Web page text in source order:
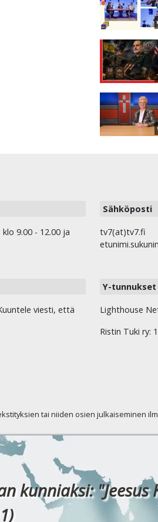
9.00 - 12.00 ja
Sähköposti
tv7(at)tv7.fi
viesti, että
Y-tunnukset
Lighthouse
Ristin Tuki ry:
tai niiden osien julkaiseminen
kunniaksi: "Jeesus